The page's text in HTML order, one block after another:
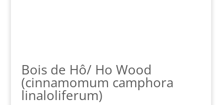
Bois de Hô/ Ho Wood
(cinnamomum camphora
linaloliferum)